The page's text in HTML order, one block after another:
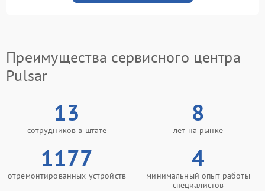
Преимущества сервисного центра
Pulsar
13
сотрудников в штате
8
лет на рынке
1177
отремонтированных устройств
4
минимальный опыт работы
специалистов